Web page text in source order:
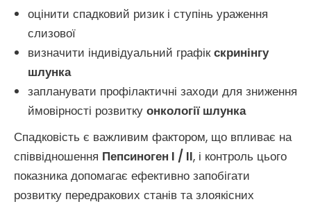
оцінити спадковий ризик і ступінь ураження
слизової
визначити індивідуальний графікскринінгу
шлунка
запланувати профілактичні заходи для зниження
ймовірності розвитку онкології шлунка
Спадковість є важливим фактором, що впливає на
співвідношення Пепсиноген I / II, і контроль цього
показника допомагає ефективно запобігати
розвитку передракових станів та злоякісних